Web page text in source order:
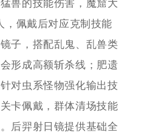
兽的技能伤害，魔窟大
，佩戴后对应克制技能
子，搭配乱鬼、乱兽类
形成高额斩杀线；肥遗
对虫系怪物强化输出技
卡佩戴，群体清场技能
后羿射日镜提供基础全